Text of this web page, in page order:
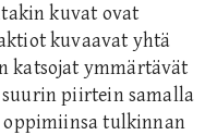
kuvat ovat
kuvaavat yhtä
katsojat ymmärtävät
suurin piirtein samalla
oppimiinsa tulkinnan